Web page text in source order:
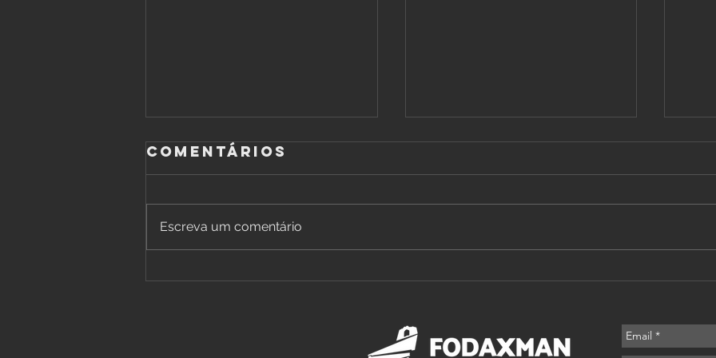
Solo Point Five
Documentário
EXTREME
Comentários
Escreva um comentário